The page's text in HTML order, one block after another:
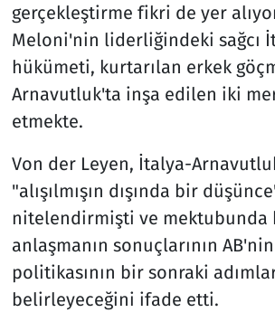
gerçekleştirme fikri de yer
Meloni'nin liderliğindeki sağcı
hükümeti, kurtarılan erkek
Arnavutluk'ta inşa edilen iki
etmekte.
Von der Leyen, İtalya-
"alışılmışın dışında bir
nitelendirmişti ve mektubunda
anlaşmanın sonuçlarının
politikasının bir sonraki
belirleyeceğini ifade etti.